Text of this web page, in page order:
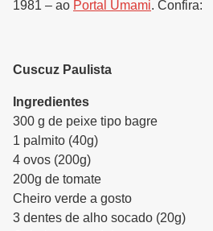
1981 – ao Portal Umami. Confira:
Cuscuz Paulista
Ingredientes
300 g de peixe tipo bagre
1 palmito (40g)
4 ovos (200g)
200g de tomate
Cheiro verde a gosto
3 dentes de alho socado (20g)